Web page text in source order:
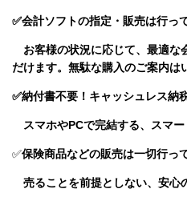
✅会計ソフトの指定・販売は行っ
お客様の状況に応じて、最適な
だけます。無駄な購入のご案内は
✅納付書不要！キャッシュレス納
スマホやPCで完結する、スマー
✅保険商品などの販売は一切行っ
売ることを前提としない、安心